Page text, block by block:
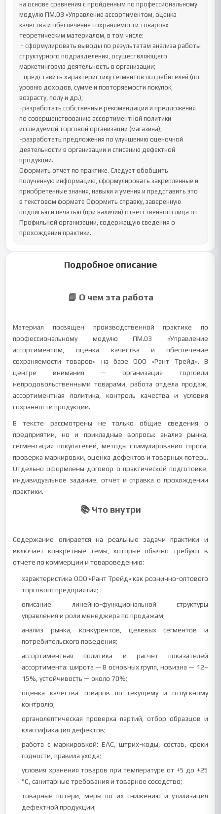
на основе сравнения с пройденным по профессиональному
модулю ПМ.03 «Управление ассортиментом, оценка
качества и обеспечение сохраняемости товаров»
теоретическим материалом, в том числе:
структурного подразделения, осуществляющего
маркетинговую деятельность в организации;
- представить характеристику сегментов потребителей (по
уровню доходов, сумме и повторяемости покупок,
возрасту, полу и др.);
-разработать собственные рекомендации и предложения
по совершенствованию ассортиментной политики
исследуемой торговой организации (магазина);
-разработать предложения по улучшению оценочной
деятельности в организации и списанию дефектной
продукции.
Оформить отчет по практике. Следует обобщить
полученную информацию, сформулировать закрепленные и
приобретенные знания, навыки и умения и представить это
в текстовом формате Оформить справку, заверенную
подписью и печатью (при наличии) ответственного лица от
Профильной организации, содержащую сведения о
прохождении практики.
Подробное описание
📘 О чем эта работа
Материал посвящен производственной практике по
профессиональному модулю ПМ.03 «Управление
ассортиментом, оценка качества и обеспечение
сохраняемости товаров» на базе ООО «Рант Трейд». В
центре внимания — организация торговли
непродовольственными товарами, работа отдела продаж,
ассортиментная политика, контроль качества и условия
сохранности продукции.
В тексте рассмотрены не только общие сведения о
предприятии, но и прикладные вопросы: анализ рынка,
сегментация покупателей, методы стимулирования спроса,
проверка маркировки, оценка дефектов и товарных потерь.
Отдельно оформлены договор о практической подготовке,
индивидуальное задание, отчет и справка о прохождении
практики.
📚 Что внутри
Содержание опирается на реальные задачи практики и
включает конкретные темы, которые обычно требуют в
отчете по коммерции и товароведению:
характеристика ООО «Рант Трейд» как рознично-оптового
торгового предприятия;
описание линейно-функциональной структуры
управления и роли менеджера по продажам;
анализ рынка, конкурентов, целевых сегментов и
потребительского поведения;
ассортиментная политика и расчет показателей
ассортимента: широта — 8 основных групп, новизна — 12–
15%, устойчивость — около 70%;
оценка качества товаров по текущему и отпускному
контролю;
органолептическая проверка партий, отбор образцов и
классификация дефектов;
работа с маркировкой: EAC, штрих-коды, состав, сроки
годности, правила ухода;
условия хранения товаров при температуре от +5 до +25
°C, санитарные требования и товарное соседство;
товарные потери, меры по их снижению и утилизация
дефектной продукции;